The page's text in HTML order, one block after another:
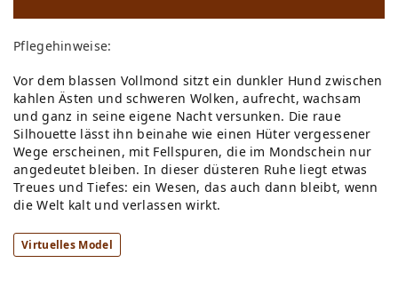
ch
lis
te
Pflegehinweise:
Vor dem blassen Vollmond sitzt ein dunkler Hund zwischen
kahlen Ästen und schweren Wolken, aufrecht, wachsam
und ganz in seine eigene Nacht versunken. Die raue
Silhouette lässt ihn beinahe wie einen Hüter vergessener
Wege erscheinen, mit Fellspuren, die im Mondschein nur
angedeutet bleiben. In dieser düsteren Ruhe liegt etwas
Treues und Tiefes: ein Wesen, das auch dann bleibt, wenn
die Welt kalt und verlassen wirkt.
Virtuelles Model